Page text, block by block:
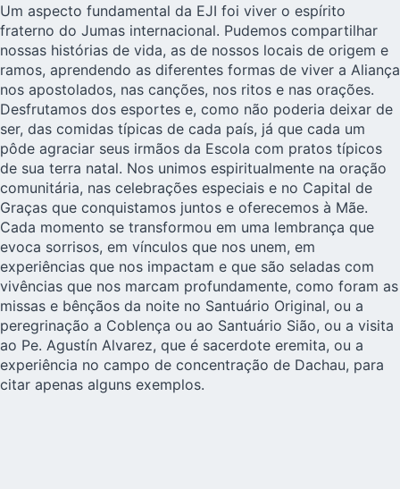
Um aspecto fundamental da EJI foi viver o espírito
fraterno do Jumas internacional. Pudemos compartilhar
nossas histórias de vida, as de nossos locais de origem e
ramos, aprendendo as diferentes formas de viver a Aliança
nos apostolados, nas canções, nos ritos e nas orações.
Desfrutamos dos esportes e, como não poderia deixar de
ser, das comidas típicas de cada país, já que cada um
pôde agraciar seus irmãos da Escola com pratos típicos
de sua terra natal. Nos unimos espiritualmente na oração
comunitária, nas celebrações especiais e no Capital de
Graças que conquistamos juntos e oferecemos à Mãe.
Cada momento se transformou em uma lembrança que
evoca sorrisos, em vínculos que nos unem, em
experiências que nos impactam e que são seladas com
vivências que nos marcam profundamente, como foram as
missas e bênçãos da noite no Santuário Original, ou a
peregrinação a Coblença ou ao Santuário Sião, ou a visita
ao Pe. Agustín Alvarez, que é sacerdote eremita, ou a
experiência no campo de concentração de Dachau, para
citar apenas alguns exemplos.